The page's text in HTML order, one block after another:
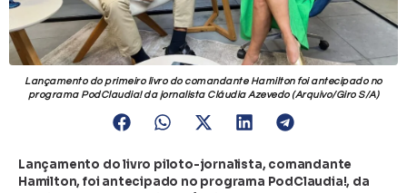
Lançamento do primeiro livro do comandante Hamilton foi antecipado no
programa PodClaudia! da jornalista Cláudia Azevedo (Arquivo/Giro S/A)
Lançamento do livro piloto-jornalista, comandante
Hamilton, foi antecipado no programa PodClaudia!, da